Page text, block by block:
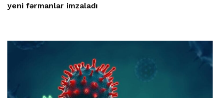
yeni fərmanlar imzaladı